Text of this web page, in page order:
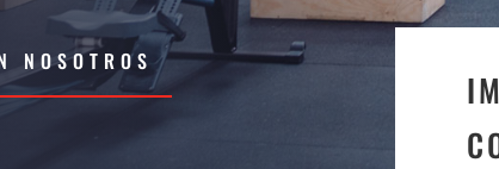
NOSOTROS